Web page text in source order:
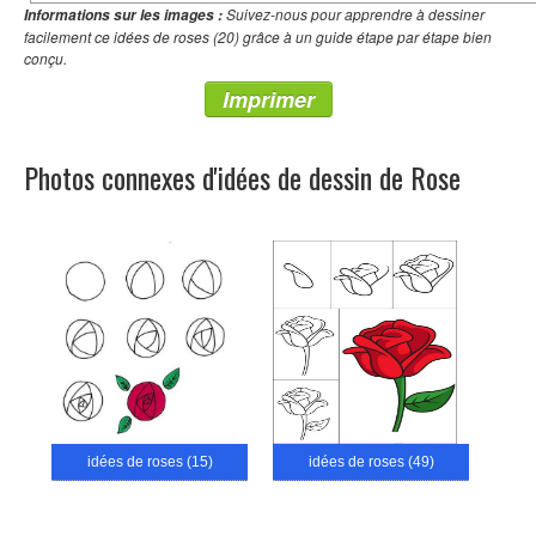
Informations sur les images :Suivez-nous pour apprendre à dessiner
facilement ce idées de roses (20) grâce à un guide étape par étape bien
conçu.
Imprimer
Photos connexes d'idées de dessin de Rose
idées de roses (15) idées de roses (49)